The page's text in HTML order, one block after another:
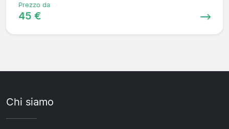
Prezzo da
45 €
Chi siamo